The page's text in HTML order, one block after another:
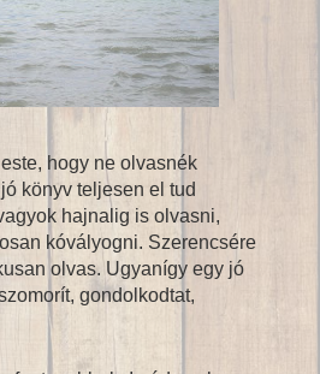
hogy ne olvasnék
könyv teljesen el tud
hajnalig is olvasni,
kóvályogni. Szerencsére
olvas. Ugyanígy egy jó
gondolkodtat,